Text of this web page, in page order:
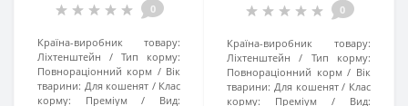
0
Країна-виробник товару:
Ліхтенштейн
Тип корму:
Повнораціонний корм
Вік
тварини: Для кошенят
Клас
корму:
Преміум
Вид:
0
Країна-виробник товару:
Ліхтенштейн
Тип корму:
Повнораціонний корм
Вік
тварини: Для кошенят
Клас
корму:
Преміум
Вид: